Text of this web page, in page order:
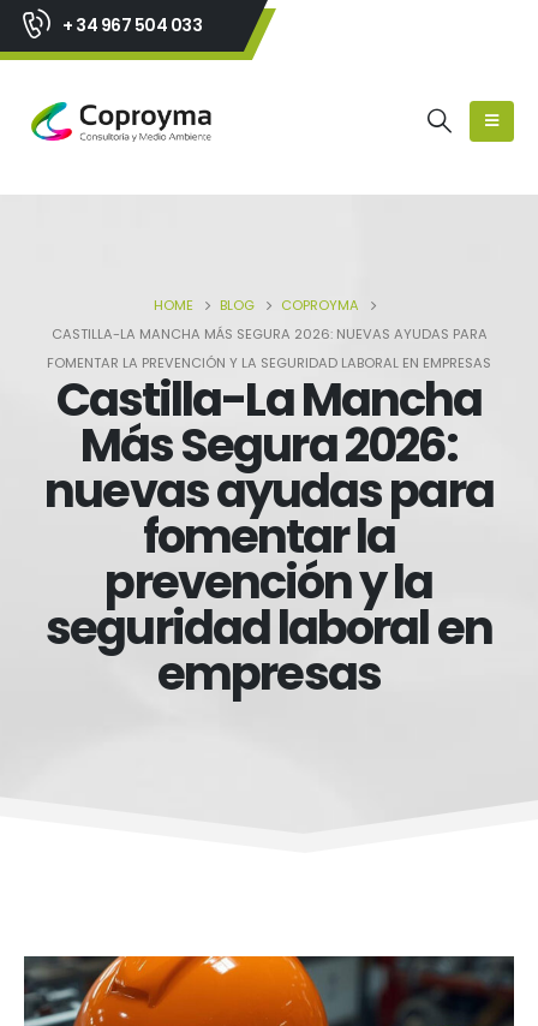
+ 34 967 504 033
HOME BLOG
COPROYMA
CASTILLA-LA MANCHA MÁS SEGURA 2026: NUEVAS AYUDAS PARA
FOMENTAR LA PREVENCIÓN Y LA SEGURIDAD LABORAL EN EMPRESAS
Castilla-La Mancha
Más Segura 2026:
nuevas ayudas para
fomentar la
prevención y la
seguridad laboral en
empresas